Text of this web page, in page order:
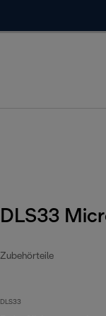
DLS33
Zubehörteile
DLS33